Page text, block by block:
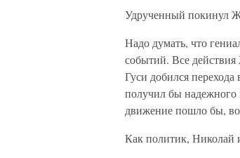
Удрученный покинул
Надо думать, что
событий. Все
Гуси добился
получил бы надежного
движение пошло бы,
Как политик, Николай